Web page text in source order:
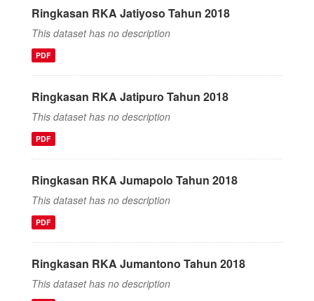
Ringkasan RKA Jatiyoso Tahun 2018
This dataset has no description
PDF
Ringkasan RKA Jatipuro Tahun 2018
This dataset has no description
PDF
Ringkasan RKA Jumapolo Tahun 2018
This dataset has no description
PDF
Ringkasan RKA Jumantono Tahun 2018
This dataset has no description